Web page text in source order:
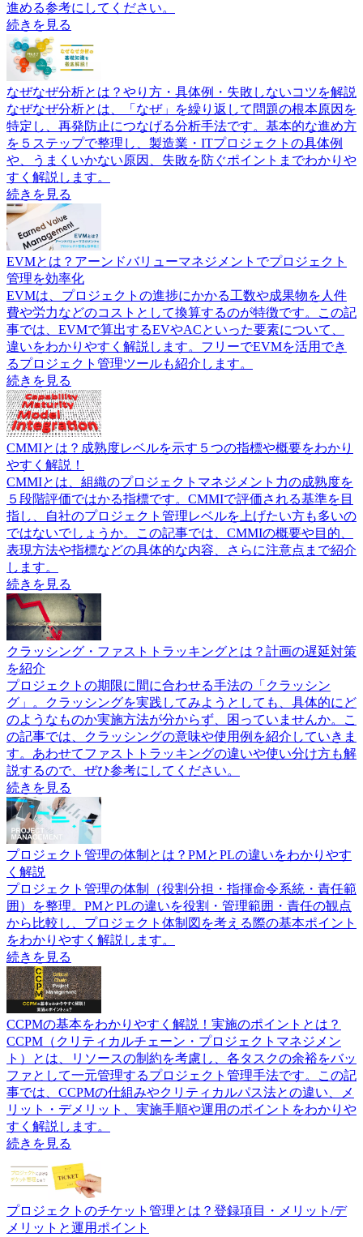
進める参考にしてください。
続きを見る
なぜなぜ分析とは？やり方・具体例・失敗しないコツを解説
なぜなぜ分析とは、「なぜ」を繰り返して問題の根本原因を
特定し、再発防止につなげる分析手法です。基本的な進め方
を５ステップで整理し、製造業・ITプロジェクトの具体例
や、うまくいかない原因、失敗を防ぐポイントまでわかりや
すく解説します。
続きを見る
EVMとは？アーンドバリューマネジメントでプロジェクト
管理を効率化
EVMは、プロジェクトの進捗にかかる工数や成果物を人件
費や労力などのコストとして換算するのが特徴です。この記
事では、EVMで算出するEVやACといった要素について、
違いをわかりやすく解説します。フリーでEVMを活用でき
るプロジェクト管理ツールも紹介します。
続きを見る
CMMIとは？成熟度レベルを示す５つの指標や概要をわかり
やすく解説！
CMMIとは、組織のプロジェクトマネジメント力の成熟度を
５段階評価ではかる指標です。CMMIで評価される基準を目
指し、自社のプロジェクト管理レベルを上げたい方も多いの
ではないでしょうか。この記事では、CMMIの概要や目的、
表現方法や指標などの具体的な内容、さらに注意点まで紹介
します。
続きを見る
クラッシング・ファストトラッキングとは？計画の遅延対策
を紹介
プロジェクトの期限に間に合わせる手法の「クラッシン
グ」。クラッシングを実践してみようとしても、具体的にど
のようなものか実施方法が分からず、困っていませんか。こ
の記事では、クラッシングの意味や使用例を紹介していきま
す。あわせてファストトラッキングの違いや使い分け方も解
説するので、ぜひ参考にしてください。
続きを見る
プロジェクト管理の体制とは？PMとPLの違いをわかりやす
く解説
プロジェクト管理の体制（役割分担・指揮命令系統・責任範
囲）を整理。PMとPLの違いを役割・管理範囲・責任の観点
から比較し、プロジェクト体制図を考える際の基本ポイント
をわかりやすく解説します。
続きを見る
CCPMの基本をわかりやすく解説！実施のポイントとは？
CCPM（クリティカルチェーン・プロジェクトマネジメン
ト）とは、リソースの制約を考慮し、各タスクの余裕をバッ
ファとして一元管理するプロジェクト管理手法です。この記
事では、CCPMの仕組みやクリティカルパス法との違い、メ
リット・デメリット、実施手順や運用のポイントをわかりや
すく解説します。
続きを見る
プロジェクトのチケット管理とは？登録項目・メリット/デ
メリットと運用ポイント